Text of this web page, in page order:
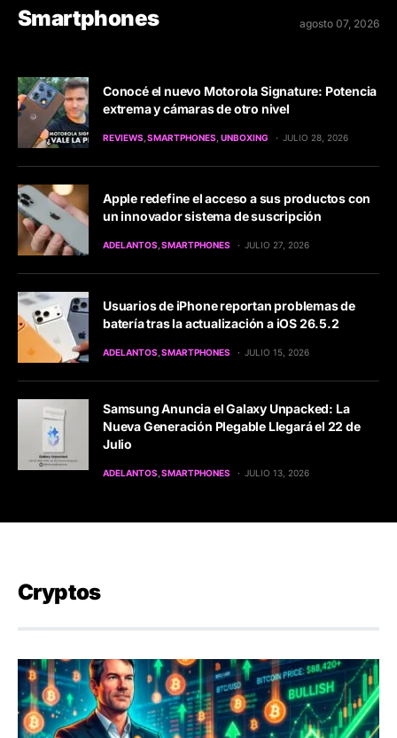
Smartphones agosto 07, 2026
Conocé el nuevo Motorola Signature: Potencia
extrema y cámaras de otro nivel
REVIEWS SMARTPHONES UNBOXING JULIO 28, 2026
Apple redefine el acceso a sus productos con
un innovador sistema de suscripción
ADELANTOS SMARTPHONES JULIO 27, 2026
Usuarios de iPhone reportan problemas de
batería tras la actualización a iOS 26.5.2
ADELANTOS SMARTPHONES JULIO 15, 2026
Samsung Anuncia el Galaxy Unpacked: La
Nueva Generación Plegable Llegará el 22 de
Julio
ADELANTOS SMARTPHONES JULIO 13, 2026
Cryptos